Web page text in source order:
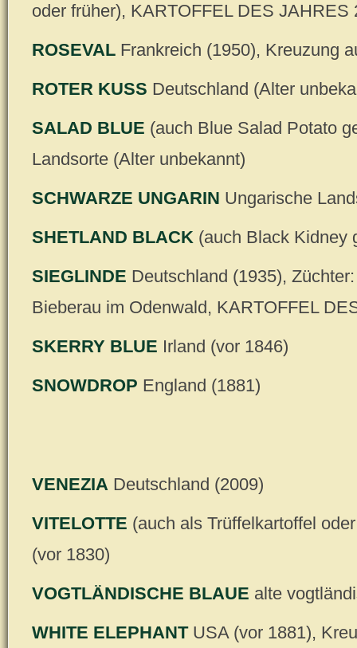
oder früher), KARTOFFEL DES JAHRES
ROSEVAL Frankreich (1950), Kreuzung
ROTER KUSS Deutschland (Alter
SALAD BLUE (auch Blue Salad Potato
Landsorte (Alter unbekannt)
SCHWARZE UNGARIN Ungarische
SHETLAND BLACK (auch Black Kidney
SIEGLINDE Deutschland (1935),
Bieberau im Odenwald, KARTOFFEL
SKERRY BLUE Irland (vor 1846)
SNOWDROP England (1881)
VENEZIA Deutschland (2009)
VITELOTTE (auch als Trüffelkartoffel
(vor 1830)
VOGTLÄNDISCHE BLAUE alte
WHITE ELEPHANTUSA (vor 1881),